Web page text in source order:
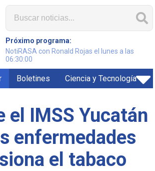
Próximo programa:
NotiRASA con Ronald Rojas el lunes a las
06:30:00
Boletines Ciencia y Tecnología
el IMSS Yucatán
enfermedades
el tabaco